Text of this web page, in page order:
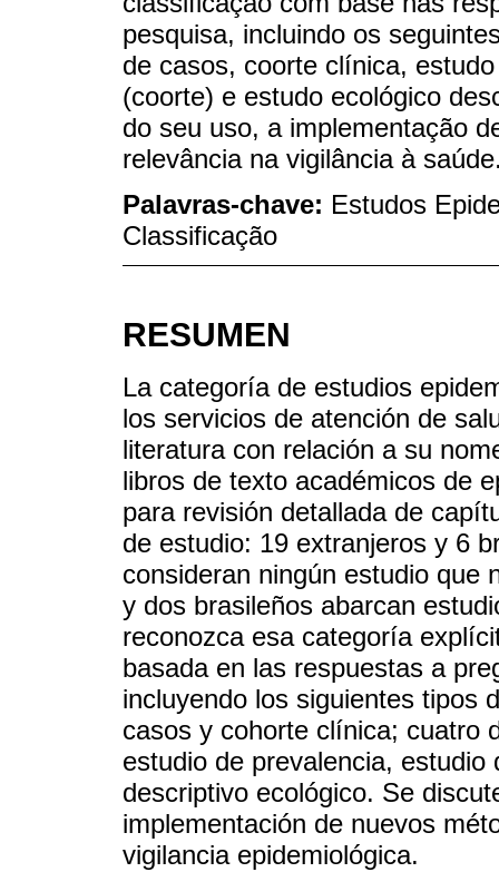
pesquisa, incluindo os
de casos, coorte clínica,
(coorte) e estudo ecológico
do seu uso, a implementação
relevância na vigilância à
Palavras-chave: Estudos
Classificação
RESUMEN
La categoría de estudios
los servicios de atención de
literatura con relación a su
libros de texto académicos de
para revisión detallada de
de estudio: 19 extranjeros y 6
consideran ningún estudio que
y dos brasileños abarcan
reconozca esa categoría
basada en las respuestas a
incluyendo los siguientes tipos
casos y cohorte clínica; cuatro
estudio de prevalencia,
descriptivo ecológico. Se
implementación de nuevos
vigilancia epidemiológica.